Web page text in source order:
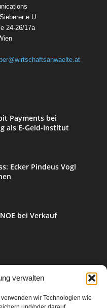
verwalten
wir Technologien wie
e.U.
24-26/17a
Payments bei
als E-Geld-Institut
Ecker Pindeus Vogl
bei Verkauf
3005